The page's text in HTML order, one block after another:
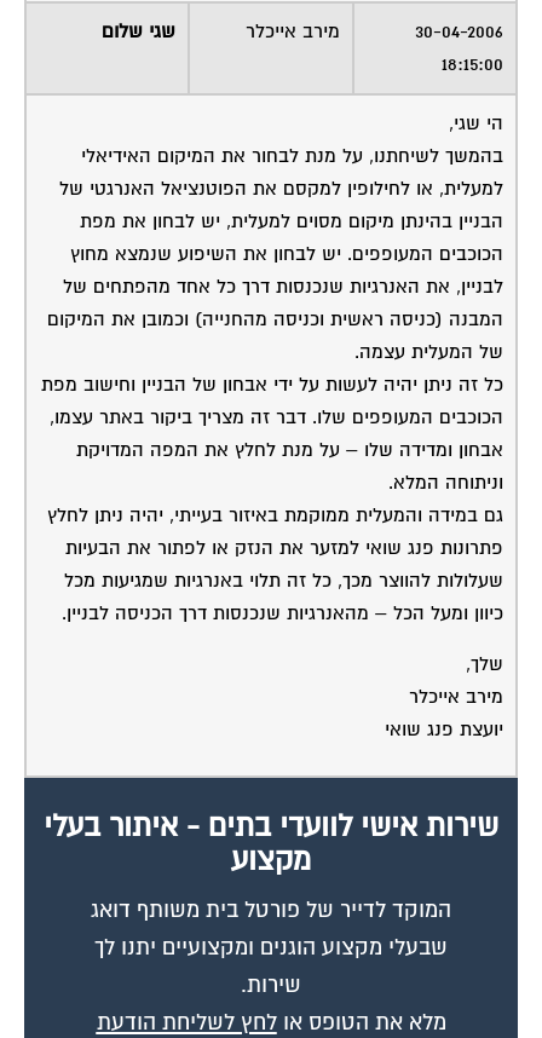
30-04-2006
18:15:00
מירב אייכלר שגי שלום
הי שגי,
בהמשך לשיחתנו, על מנת לבחור את המיקום האידיאלי
למעלית, או לחילופין למקסם את הפוטנציאל האנרגטי של
הבניין בהינתן מיקום מסוים למעלית, יש לבחון את מפת
הכוכבים המעופפים. יש לבחון את השיפוע שנמצא מחוץ
לבניין, את האנרגיות שנכנסות דרך כל אחד מהפתחים של
המבנה (כניסה ראשית וכניסה מהחנייה) וכמובן את המיקום
של המעלית עצמה.
כל זה ניתן יהיה לעשות על ידי אבחון של הבניין וחישוב מפת
הכוכבים המעופפים שלו. דבר זה מצריך ביקור באתר עצמו,
אבחון ומדידה שלו – על מנת לחלץ את המפה המדויקת
וניתוחה המלא.
גם במידה והמעלית ממוקמת באיזור בעייתי, יהיה ניתן לחלץ
פתרונות פנג שואי למזער את הנזק או לפתור את הבעיות
שעלולות להווצר מכך, כל זה תלוי באנרגיות שמגיעות מכל
כיוון ומעל הכל – מהאנרגיות שנכנסות דרך הכניסה לבניין.
שלך,
מירב אייכלר
יועצת פנג שואי
שירות אישי לוועדי בתים - איתור בעלי
מקצוע
המוקד לדייר של פורטל בית משותף דואג
שבעלי מקצוע הוגנים ומקצועיים יתנו לך
שירות.
מלא את הטופס אולחץ לשליחת הודעת